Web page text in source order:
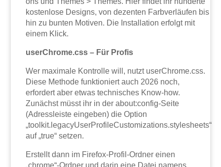
kostenlose Designs, von dezenten Farbverläufen bis
hin zu bunten Motiven. Die Installation erfolgt mit
einem Klick.
userChrome.css – Für Profis
Wer maximale Kontrolle will, nutzt userChrome.css.
Diese Methode funktioniert auch 2026 noch,
erfordert aber etwas technisches Know-how.
Zunächst müsst ihr in der about:config-Seite
(Adressleiste eingeben) die Option
„toolkit.legacyUserProfileCustomizations.stylesheets“
auf „true“ setzen.
Erstellt dann im Firefox-Profil-Ordner einen